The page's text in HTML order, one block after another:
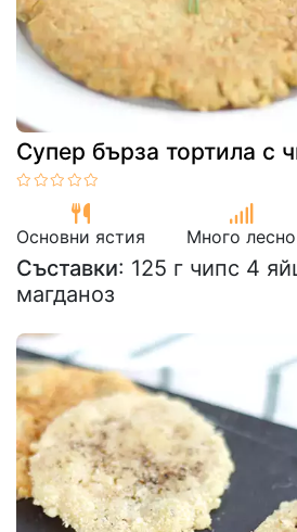
Супер бърза тортила с
Основни ястия Много лесно
Съставки: 125 г чипс 4
магданоз